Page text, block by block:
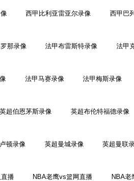
西甲比利亚雷亚尔录像 西甲巴
那录像 法甲布雷斯特录像 法甲
法甲马赛录像 法甲梅斯录像
英超伯恩茅斯录像 英超布伦特福德录像
顿录像 英超曼城录像 英超曼联
播 NBA老鹰vs篮网直播 NBA老